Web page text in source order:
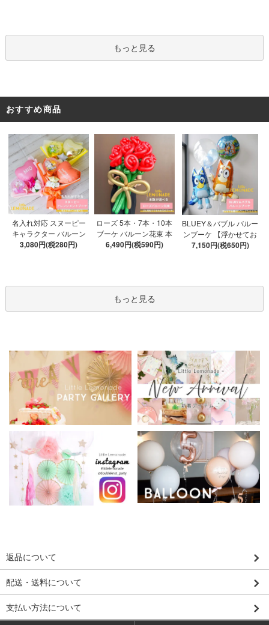
ツ52枚 推し活
もっと見る
おすすめ商品
名入れ対応 スヌーピー
キャラクター バルーン
ブーケ 選べる7種 【膨ら
3,080円(税280円)
ローズ 5本・7本・10本
ブーケ バルーン花束 本
数が選べる 【膨らませ
6,490円(税590円)
BLUEY＆バブル バルー
ンブーケ 【浮かせてお
届け】 ヘリウムガス入
7,150円(税650円)
もっと見る
返品について
配送・送料について
支払い方法について